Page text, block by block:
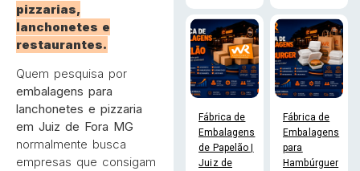
pizzarias,
lanchonetes e
restaurantes.
Quem pesquisa por
embalagens para
lanchonetes e pizzaria
em Juiz de Fora MG
normalmente busca
empresas que consigam
Fábrica de
Embalagens
de Papelão |
Juiz de
Fábrica de
Embalagens
para
Hambúrguer